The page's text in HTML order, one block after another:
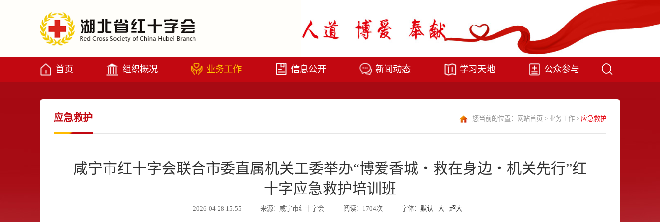
首页 组织概况 业务工作 信息公开 新闻动态 学习天地 公众参与
应急救护 您当前的位置： 网站首页 > 业务工作 > 应急救护
咸宁市红十字会联合市委直属机关工委举办“博爱香城・救在身边・机关先行”红
十字应急救护培训班
2026-04-28 15:55 来源：咸宁市红十字会 阅读：1704次 字体：默认 大 超大